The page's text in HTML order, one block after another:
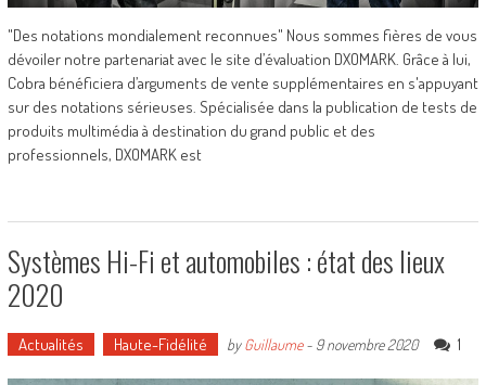
"Des notations mondialement reconnues" Nous sommes fières de vous
dévoiler notre partenariat avec le site d’évaluation DXOMARK. Grâce à lui,
Cobra bénéficiera d’arguments de vente supplémentaires en s'appuyant
sur des notations sérieuses. Spécialisée dans la publication de tests de
produits multimédia à destination du grand public et des
professionnels, DXOMARK est
Systèmes Hi-Fi et automobiles : état des lieux
2020
Actualités Haute-Fidélité byGuillaume- 9 novembre 2020 1